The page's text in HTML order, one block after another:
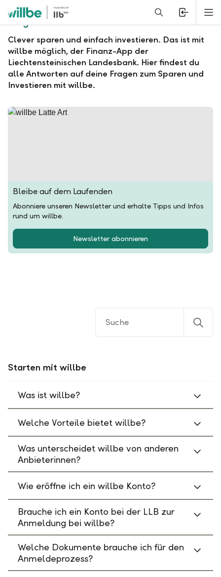
Alerts.Headline
Fragen und Antworten zu willbe
Clever sparen und einfach investieren. Das ist mit
willbe möglich, der Finanz-App der
Liechtensteinischen Landesbank. Hier findest du
alle Antworten auf deine Fragen zum Sparen und
Investieren mit willbe.
Bleibe auf dem Laufenden
Abonniere unseren Newsletter und erhalte Tipps und Infos
rund um willbe.
Newsletter abonnieren
Starten mit willbe
Was ist willbe?
Welche Vorteile bietet willbe?
Was unterscheidet willbe von anderen
Anbieterinnen?
Wie eröffne ich ein willbe Konto?
Brauche ich ein Konto bei der LLB zur
Anmeldung bei willbe?
Welche Dokumente brauche ich für den
Anmeldeprozess?